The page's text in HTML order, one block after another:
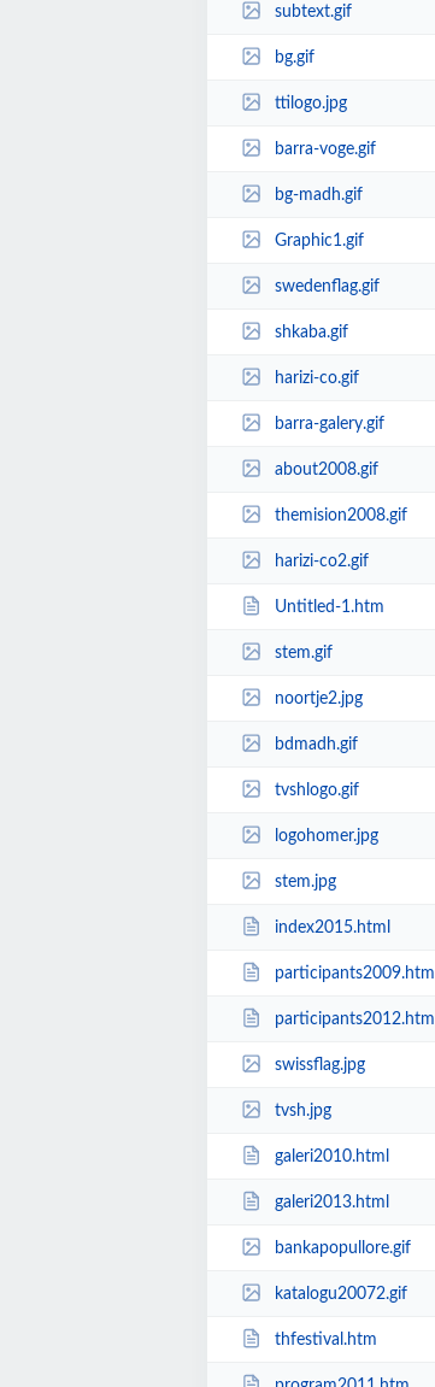
subtext.gif
bg.gif
ttilogo.jpg
barra-voge.gif
bg-madh.gif
Graphic1.gif
swedenflag.gif
shkaba.gif
harizi-co.gif
barra-galery.gif
about2008.gif
themision2008.gif
harizi-co2.gif
Untitled-1.htm
stem.gif
noortje2.jpg
bdmadh.gif
tvshlogo.gif
logohomer.jpg
stem.jpg
index2015.html
participants2009.html
participants2012.html
swissflag.jpg
tvsh.jpg
galeri2010.html
galeri2013.html
bankapopullore.gif
katalogu20072.gif
thfestival.htm